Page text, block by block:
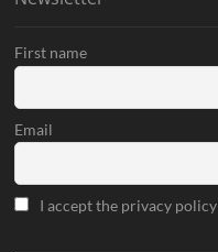
First name
Email
I accept the privacy policy